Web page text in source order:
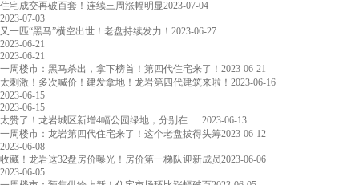
住宅成交再破百套！连续三周涨幅明显2023-07-04
2023-07-03
又一匹“黑马”横空出世！老盘持续发力！ 2023-06-27
2023-06-21
2023-06-21
一周楼市：黑马杀出，拿下榜首！第四代住宅来了！ 2023-06-21
太刺激！多次喊价！建发拿地！龙岩第四代建筑来啦！ 2023-06-16
2023-06-15
2023-06-15
太赞了！龙岩城区新增4幅公园绿地，分别在......2023-06-13
一周楼市：龙岩第四代住宅来了！这个老盘拔得头筹2023-06-12
2023-06-08
​收藏！龙岩这32盘房价曝光！房价第一梯队迎新成员2023-06-06
2023-06-05